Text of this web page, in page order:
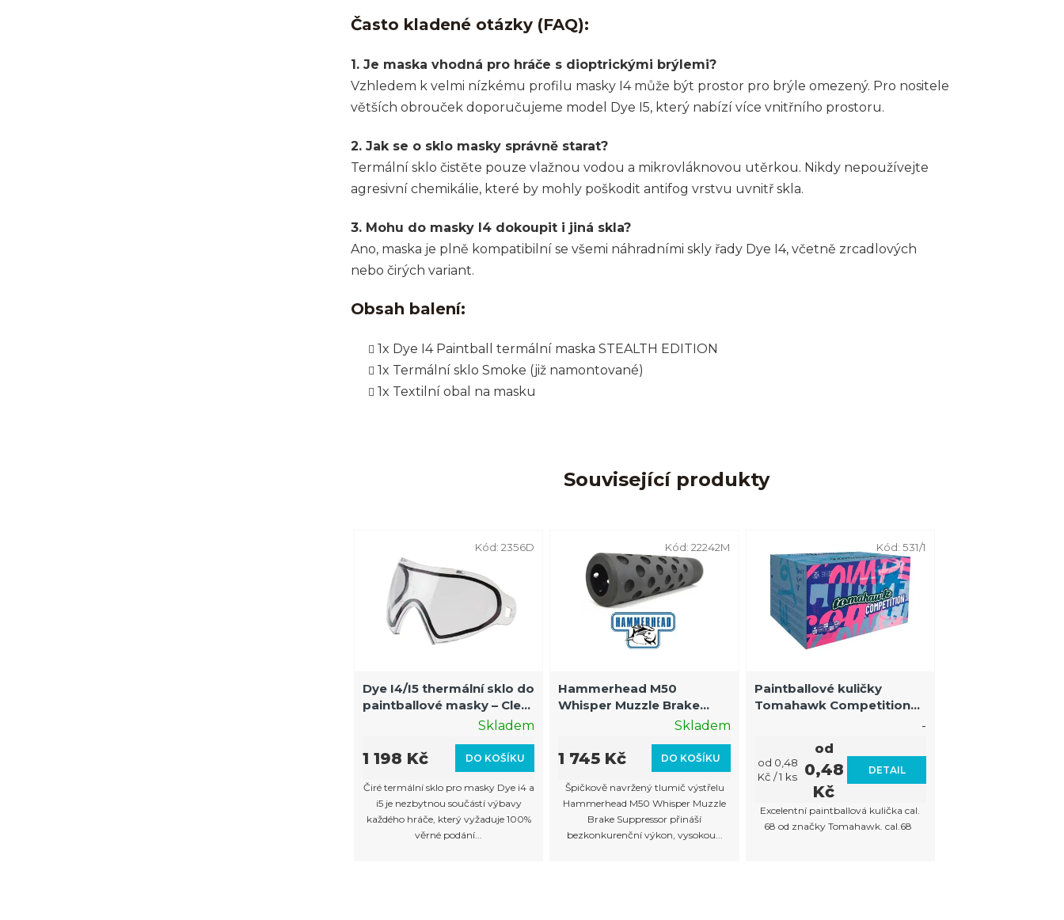
Často kladené otázky (FAQ):
1. Je maska vhodná pro hráče s dioptrickými brýlemi?
Vzhledem k velmi nízkému profilu masky I4 může být prostor pro brýle omezený. Pro nositele
větších obrouček doporučujeme model Dye I5, který nabízí více vnitřního prostoru.
2. Jak se o sklo masky správně starat?
Termální sklo čistěte pouze vlažnou vodou a mikrovláknovou utěrkou. Nikdy nepoužívejte
agresivní chemikálie, které by mohly poškodit antifog vrstvu uvnitř skla.
3. Mohu do masky I4 dokoupit i jiná skla?
Ano, maska je plně kompatibilní se všemi náhradními skly řady Dye I4, včetně zrcadlových
nebo čirých variant.
Obsah balení:
1x Dye I4 Paintball termální maska STEALTH EDITION
1x Termální sklo Smoke (již namontované)
1x Textilní obal na masku
Související produkty
Dye I4/I5 thermální sklo do
paintballové masky – Clear
– náhradní sklo pro masky
Skladem
DO KOŠÍKU
1 198 Kč
Čiré termální sklo pro masky Dye i4 a
i5 je nezbytnou součástí výbavy
každého hráče, který vyžaduje 100%
věrné podání...
Kód:2356D
Hammerhead M50
Whisper Muzzle Brake
Suppressor tlumič výstřelu
Skladem
DO KOŠÍKU
1 745 Kč
Špičkově navržený tlumič výstřelu
Hammerhead M50 Whisper Muzzle
Brake Suppressor přináší
bezkonkurenční výkon, vysokou...
Kód: 22242M
Paintballové kuličky
Tomahawk Competition
-
DETAIL
od
0,48
Kč
Měrná
cena:
od 0,48
Kč / 1 ks
Excelentní paintballová kulička cal.
68 od značky Tomahawk. cal.68
Kód:531/1